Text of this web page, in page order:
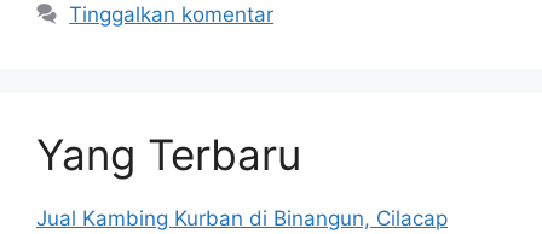
Tinggalkan komentar
Yang Terbaru
Jual Kambing Kurban di Binangun, Cilacap